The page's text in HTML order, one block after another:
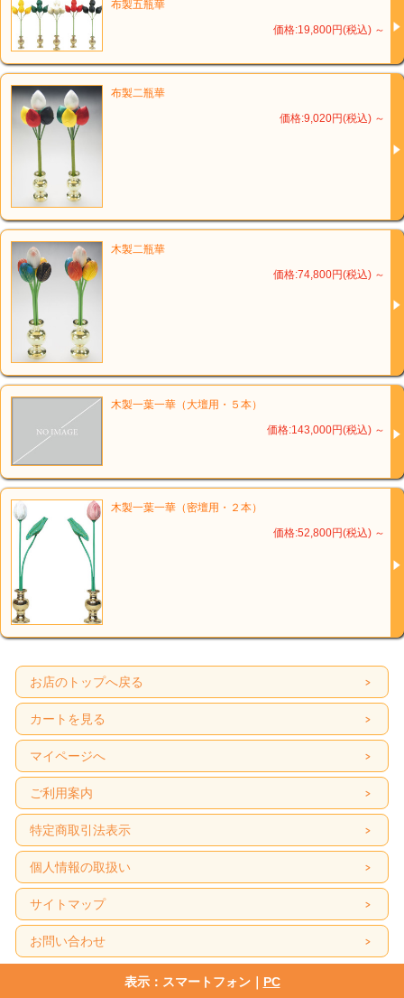
布製五瓶華
価格:19,800円(税込) ～
布製二瓶華
価格:9,020円(税込) ～
木製二瓶華
価格:74,800円(税込) ～
木製一葉一華（大壇用・５本）
価格:143,000円(税込) ～
木製一葉一華（密壇用・２本）
価格:52,800円(税込) ～
お店のトップへ戻る
カートを見る
マイページへ
ご利用案内
特定商取引法表示
個人情報の取扱い
サイトマップ
お問い合わせ
表示：スマートフォン｜ PC